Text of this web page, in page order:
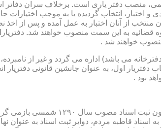
منتخب از آنان اختبار به عمل آمده و پس از
خواهند شد .
دفترخانه می باشد) اداره می گردد و غیر از
دفتریار اول، به عنوان جانشین قانونی
بود .
نطفه اولیه و ابتدایی شكل گیری